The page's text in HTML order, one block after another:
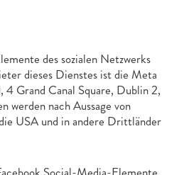
des sozialen Netzwerks
dieses Dienstes ist die Meta
Grand Canal Square, Dublin 2,
werden nach Aussage von
USA und in andere Drittländer